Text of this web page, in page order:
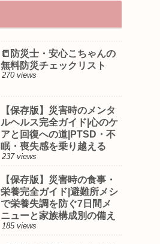
📒防災士・安心こちゃんの
無料防災チェックリスト
270 views
【保存版】災害時のメンタ
ルヘルス完全ガイド|心のケ
アと回復への道|PTSD・不
眠・喪失感を乗り越える
237 views
【保存版】災害時の食事・
栄養完全ガイド|避難所メシ
で栄養失調を防ぐ7日間メ
ニューと家族構成別の備え
185 views